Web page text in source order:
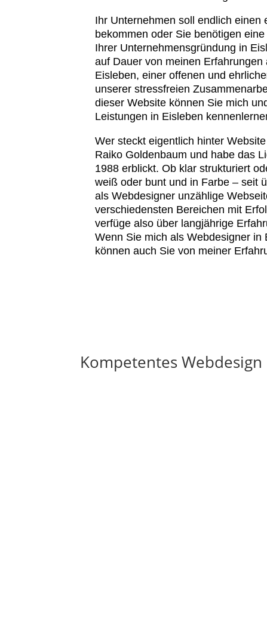
Ihr Unternehmen soll endlich einen
bekommen oder Sie benötigen
Ihrer Unternehmensgründung in
auf Dauer von meinen Erfahrungen
Eisleben, einer offenen und
unserer stressfreien
dieser Website können Sie mich
Leistungen in Eisleben
Wer steckt eigentlich hinter
Raiko Goldenbaum und habe das
1988 erblickt. Ob klar strukturiert
weiß oder bunt und in Farbe – seit
als Webdesigner unzählige
verschiedensten Bereichen mit
verfüge also über langjährige
Wenn Sie mich als Webdesigner in
können auch Sie von meiner
Kompetentes Webdesign